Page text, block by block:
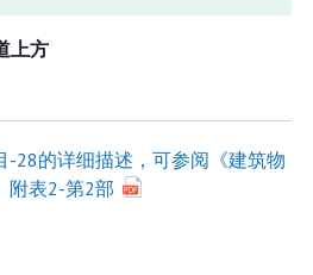
上方
-28的详细描述，可参阅《建筑物
附表2-第2部